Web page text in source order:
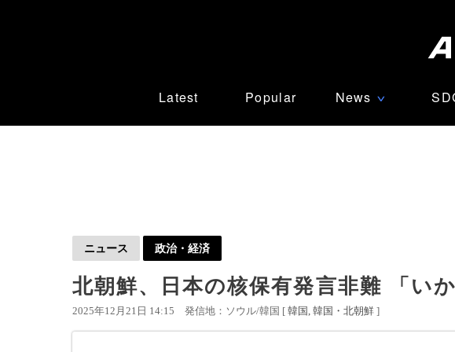
Latest Popular News ∨
ニュース 政治・経済
北朝鮮、日本の核保有発言非難 「い
2025年12月21日 14:15 発信地：ソウル/韓国 [ 韓国 韓国・北朝鮮 ]